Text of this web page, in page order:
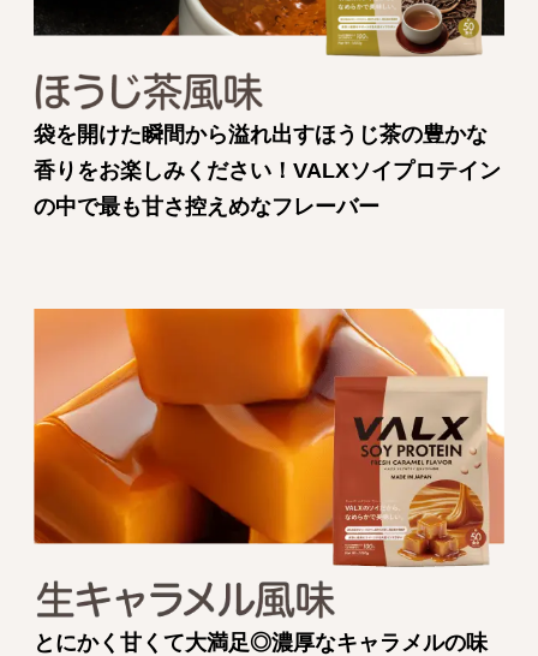
袋を開けた瞬間から溢れ出すほうじ茶の豊かな
香りをお楽しみください！VALXソイプロテイン
の中で最も甘さ控えめなフレーバー
とにかく甘くて大満足◎濃厚なキャラメルの味